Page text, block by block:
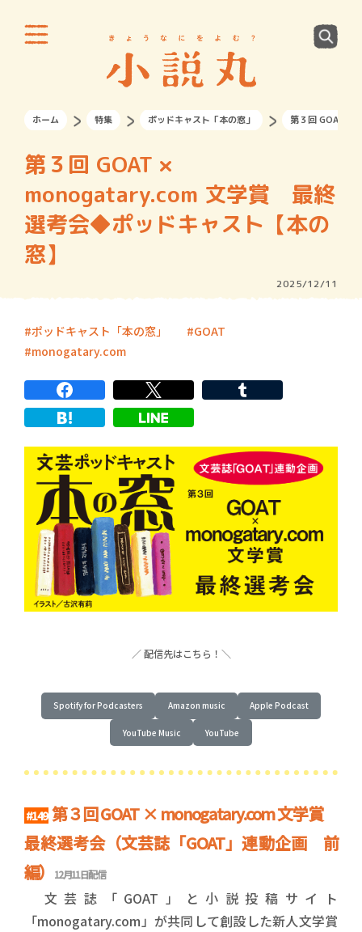
ホーム 特集 ポッドキャスト「本の窓」 第３回 GOAT ×
第３回 GOAT ×
monogatary.com 文学賞 最終
選考会◆ポッドキャスト【本の
窓】
2025/12/11
ポッドキャスト「本の窓」
GOAT
monogatary.com
／ 配信先はこちら！ ＼
Spotify for Podcasters Amazon music Apple Podcast
YouTube Music YouTube
#149 第３回 GOAT × monogatary.com 文学賞
最終選考会（文芸誌「GOAT」連動企画 前
編）
12月11日配信
文芸誌「GOAT」と小説投稿サイト
「monogatary.com」が共同して創設した新人文学賞